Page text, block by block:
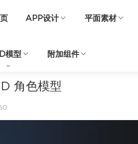
APP设计 平面素材
模型 附加组件
模型 正文
角色模型